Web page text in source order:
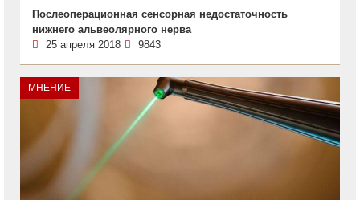
Послеоперационная сенсорная недостаточность
нижнего альвеолярного нерва
25 апреля 2018
9843
МНЕНИЕ